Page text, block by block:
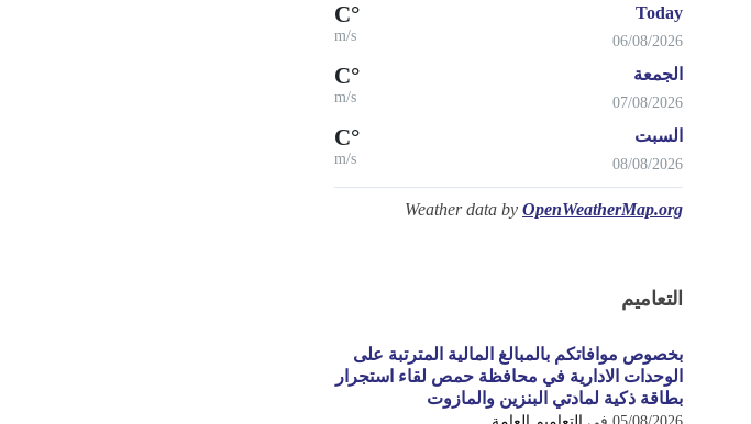
Today
06/08/2026
°C
m/s
الجمعة
07/08/2026
°C
m/s
السبت
08/08/2026
°C
m/s
Weather data by OpenWeatherMap.org
التعاميم
بخصوص موافاتكم بالمبالغ المالية المترتبة على
الوحدات الادارية في محافظة حمص لقاء استجرار
بطاقة ذكية لمادتي البنزين والمازوت